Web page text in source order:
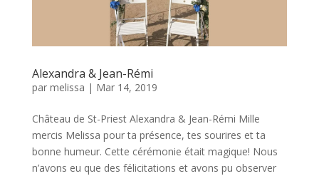
Alexandra & Jean-Rémi
par melissa | Mar 14, 2019
Château de St-Priest Alexandra & Jean-Rémi Mille
mercis Melissa pour ta présence, tes sourires et ta
bonne humeur. Cette cérémonie était magique! Nous
n’avons eu que des félicitations et avons pu observer